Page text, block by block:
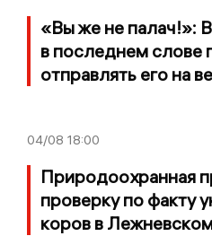
«Вы же не палач!»:
в последнем слове
отправлять его на
04/08 18:00
Природоохранная
проверку по факту
коров в